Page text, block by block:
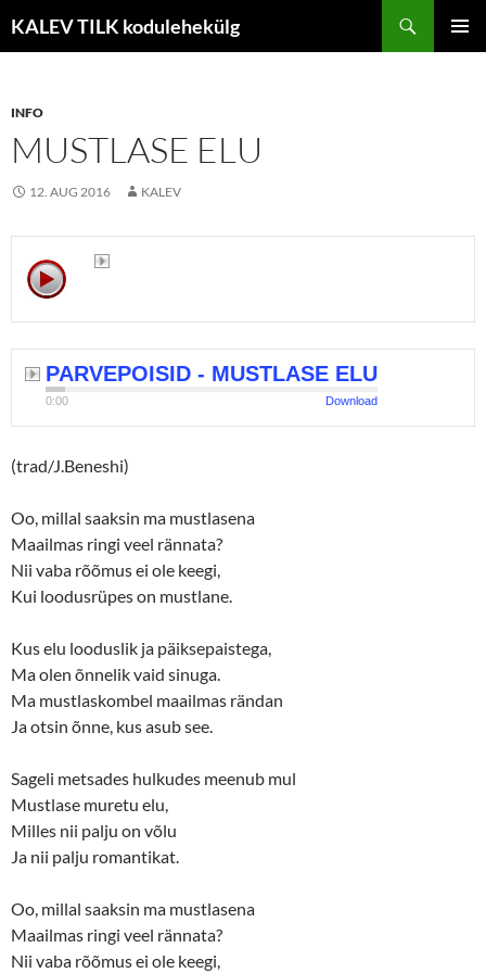
sisuKALEV TILK kodulehekülg
INFO
MUSTLASE ELU
12. AUG 2016 KALEV
PARVEPOISID - MUSTLASE ELU
Download
0:00
(trad/J.Beneshi)
Oo, millal saaksin ma mustlasena
Maailmas ringi veel rännata?
Nii vaba rõõmus ei ole keegi,
Kui loodusrüpes on mustlane.
Kus elu looduslik ja päiksepaistega,
Ma olen õnnelik vaid sinuga.
Ma mustlaskombel maailmas rändan
Ja otsin õnne, kus asub see.
Sageli metsades hulkudes meenub mul
Mustlase muretu elu,
Milles nii palju on võlu
Ja nii palju romantikat.
Oo, millal saaksin ma mustlasena
Maailmas ringi veel rännata?
Nii vaba rõõmus ei ole keegi,